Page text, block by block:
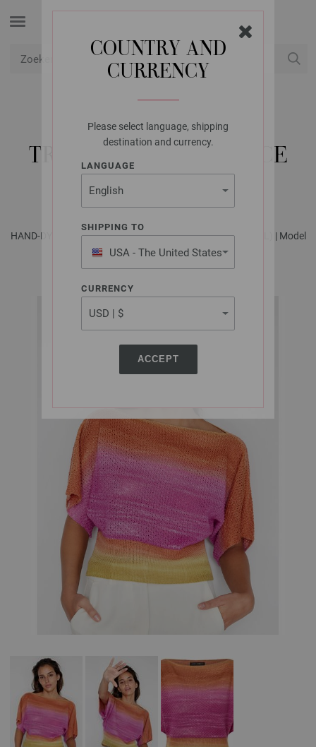
COUNTRY AND
CURRENCY
Please select language, shipping
destination and currency.
LANGUAGE
SHIPPING TO
USA - The United States
of America
CURRENCY
ACCEPT
LANA GROSSA
TRUI COOL WOOL LACE
HAND-DYED
HAND-DYED No. 2 - Tijdschrift (DE) + Breibeschrijvingen (NL) | Model
16